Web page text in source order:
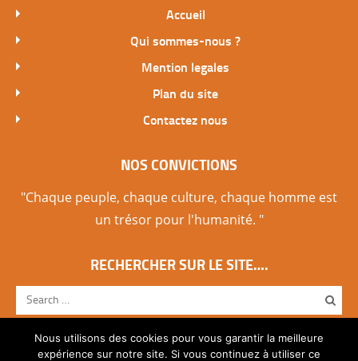
Accueil
Qui sommes-nous ?
Mention legales
Plan du site
Contactez nous
NOS CONVICTIONS
"Chaque peuple, chaque culture, chaque homme est
un trésor pour l'humanité. "
RECHERCHER SUR LE SITE….
Nous utilisons des cookies pour vous garantir la meilleure
expérience sur notre site. Si vous continuez à utiliser ce